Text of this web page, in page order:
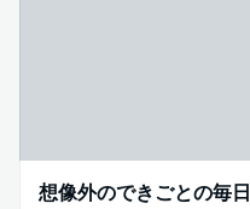
想像外のできごとの毎日